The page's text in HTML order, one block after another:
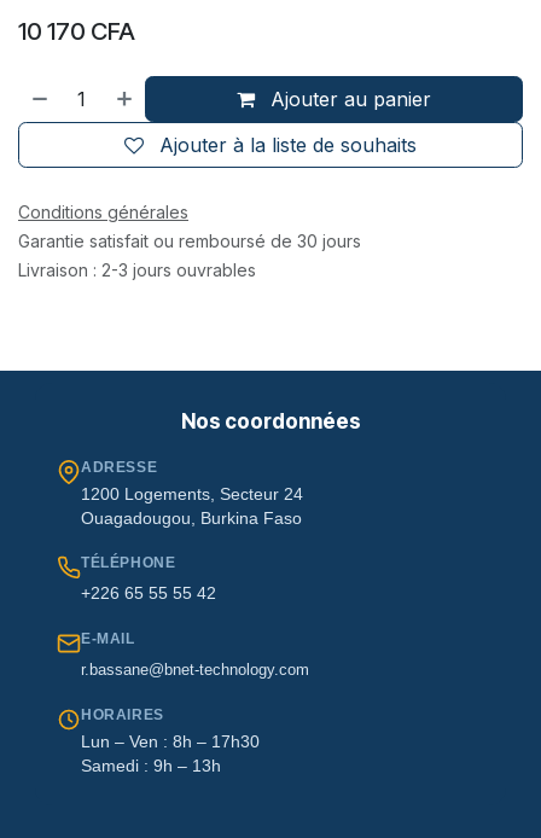
10 170 CFA
Ajouter au panier
Ajouter à la liste de souhaits
Conditions générales
Garantie satisfait ou remboursé de 30 jours
Livraison : 2-3 jours ouvrables
Nos coordonnées
ADRESSE
1200 Logements, Secteur 24
Ouagadougou, Burkina Faso
TÉLÉPHONE
+226 65 55 55 42
E-MAIL
r.bassane@bnet-technology.com
HORAIRES
Lun – Ven : 8h – 17h30
Samedi : 9h – 13h